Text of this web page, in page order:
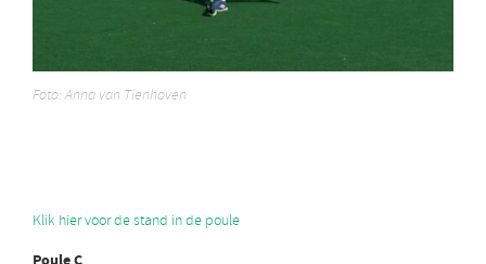
Foto: Anna van Tienhoven
Klik hier voor de stand in de poule